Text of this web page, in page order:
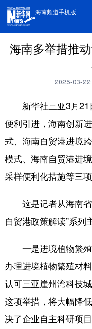
海南频道手机版
海南多举措推
2025-03-
新华社三亚3月21
便利引进，海南创新
式、海南自贸港进境
模式、海南自贸港进
采样便利化措施等三项
这是记者从海南省
自贸港政策解读”系列
一是进境植物繁殖
办理进境植物繁殖材
认可三亚崖州湾科技
这项举措，将大幅降
决了企业自主科研项